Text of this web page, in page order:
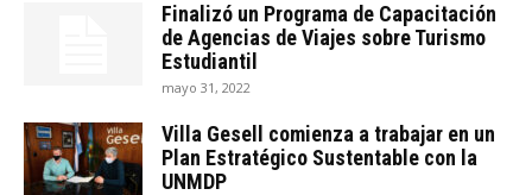
Finalizó un Programa de Capacitación
de Agencias de Viajes sobre Turismo
Estudiantil
mayo 31, 2022
Villa Gesell comienza a trabajar en un
Plan Estratégico Sustentable con la
UNMDP